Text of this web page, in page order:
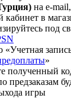
на е-
кабинет в
под
»
полученный
игры